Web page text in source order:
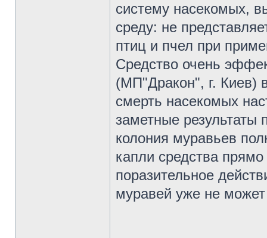
систему насекомых,
среду: не
птиц и пчел при
Средство очень
(МП"Дракон", г. Киев)
смерть насекомых
заметные результаты
колония муравьев
капли средства
поразительное
муравей уже не может